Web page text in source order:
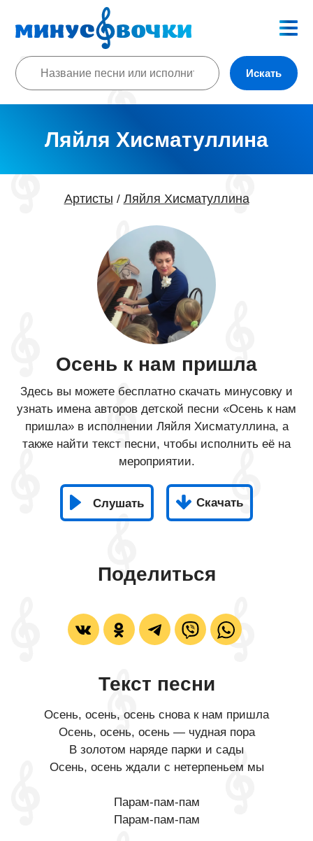
Искать
Ляйля Хисматуллина
Артисты / Ляйля Хисматуллина
Осень к нам пришла
Здесь вы можете бесплатно скачать минусовку и
узнать имена авторов детской песни «Осень к нам
пришла» в исполнении Ляйля Хисматуллина, а
также найти текст песни, чтобы исполнить её на
мероприятии.
Слушать Скачать
Поделиться
Текст песни
Осень, осень, осень снова к нам пришла
Осень, осень, осень — чудная пора
В золотом наряде парки и сады
Осень, осень ждали с нетерпеньем мы
Парам-пам-пам
Парам-пам-пам